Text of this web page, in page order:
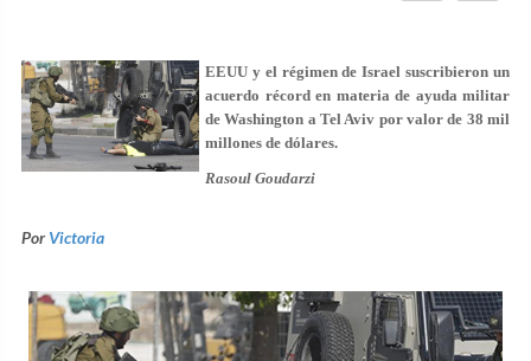
EEUU y el régimen de Israel suscribieron un
acuerdo récord en materia de ayuda militar
de Washington a Tel Aviv por valor de 38 mil
millones de dólares.
Rasoul Goudarzi
PorVictoria